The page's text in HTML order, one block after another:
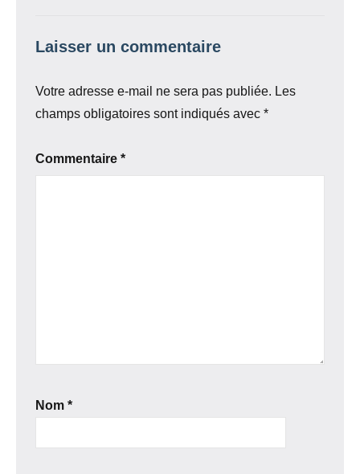
Laisser un commentaire
Votre adresse e-mail ne sera pas publiée. Les
champs obligatoires sont indiqués avec *
Commentaire *
Nom *